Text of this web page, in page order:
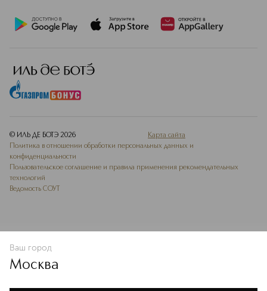
В КОРЗИНУ
© ИЛЬ ДЕ БОТЭ 2026
Карта сайта
Политика в отношении обработки персональных данных и
конфиденциальности
Пользовательское соглашение и правила применения рекомендательных
технологий
Ведомость СОУТ
Ваш город
Москва